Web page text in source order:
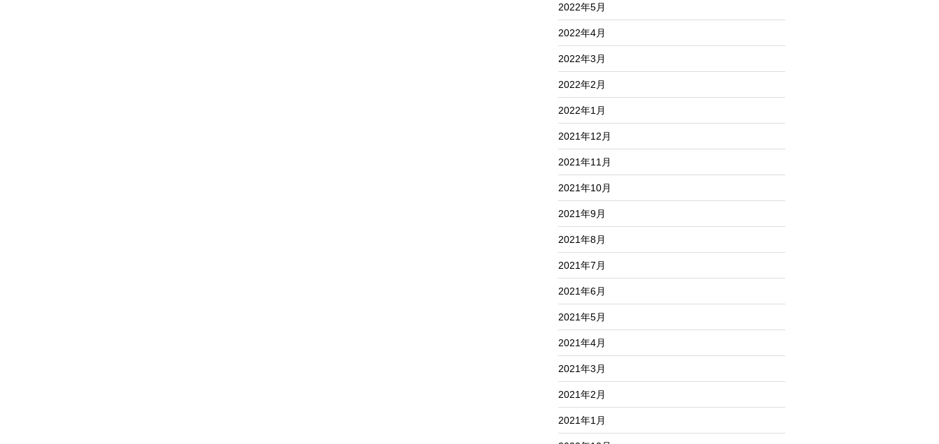
2022年5月
2022年4月
2022年3月
2022年2月
2022年1月
2021年12月
2021年11月
2021年10月
2021年9月
2021年8月
2021年7月
2021年6月
2021年5月
2021年4月
2021年3月
2021年2月
2021年1月